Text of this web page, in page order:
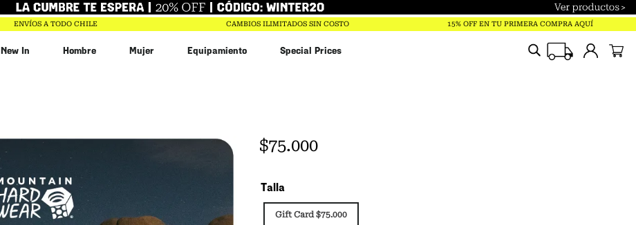
ENVÍOS A TODO CHILE CAMBIOS ILIMITADOS SIN COSTO 15% OFF EN TU PRIMERA COMPRA AQUÍ
New In Hombre Mujer Equipamiento Special Prices
$75.000
Talla
Gift Card $75.000